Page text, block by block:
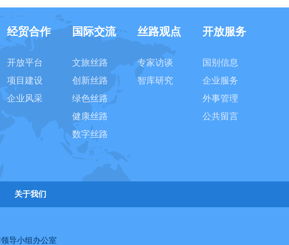
经贸合作
开放平台
项目建设
企业风采
国际交流
文旅丝路
创新丝路
绿色丝路
健康丝路
数字丝路
丝路观点
专家访谈
智库研究
开放服务
国别信息
企业服务
外事管理
公共留言
关于我们
导小组办公室